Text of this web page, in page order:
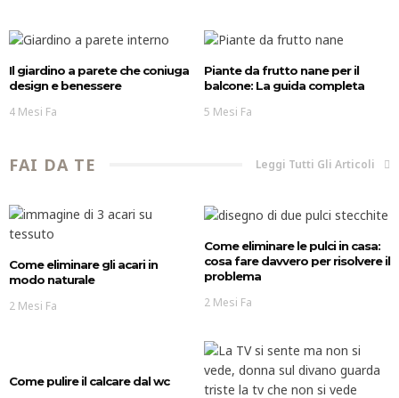
Il giardino a parete che coniuga
design e benessere
4 Mesi Fa
Piante da frutto nane per il
balcone: La guida completa
5 Mesi Fa
FAI DA TE Leggi Tutti Gli Articoli
Come eliminare gli acari in
modo naturale
2 Mesi Fa
Come eliminare le pulci in casa:
cosa fare davvero per risolvere il
problema
2 Mesi Fa
Come pulire il calcare dal wc